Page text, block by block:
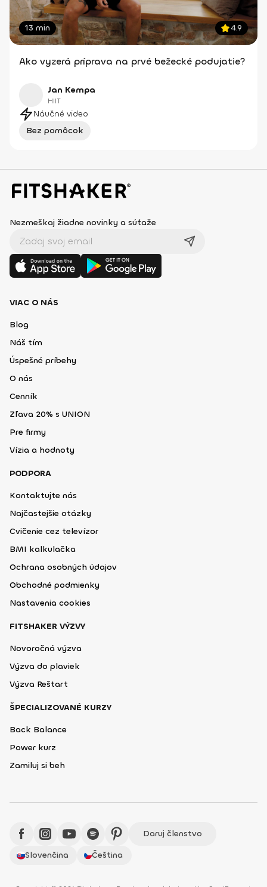
13 min 4.9
Ako vyzerá príprava na prvé bežecké podujatie?
Jan Kempa
HIIT
Náučné video
Bez pomôcok
Nezmeškaj žiadne novinky a súťaže
VIAC O NÁS
Blog
Náš tím
Úspešné príbehy
O nás
Cenník
Zľava 20% s UNION
Pre firmy
Vízia a hodnoty
PODPORA
Kontaktujte nás
Najčastejšie otázky
Cvičenie cez televízor
BMI kalkulačka
Ochrana osobných údajov
Obchodné podmienky
Nastavenia cookies
FITSHAKER VÝZVY
Novoročná výzva
Výzva do plaviek
Výzva Reštart
ŠPECIALIZOVANÉ KURZY
Back Balance
Power kurz
Zamiluj si beh
Daruj členstvo
Slovenčina
Čeština